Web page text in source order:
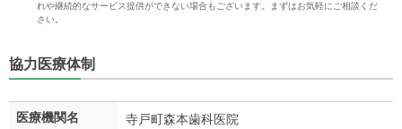
れや継続的なサービス提供ができない場合もございます。まずはお気軽にご相談くだ
さい。
協力医療体制
医療機関名 寺戸町森本歯科医院